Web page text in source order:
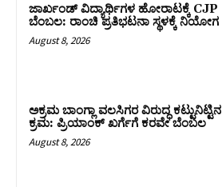
ಜಾರ್ಖಂಡ್‌ ವಿದ್ಯಾರ್ಥಿಗಳ ಹೋರಾಟಕ್ಕೆ CJP
ಬೆಂಬಲ: ರಾಂಚಿ ಪ್ರತಿಭಟನಾ ಸ್ಥಳಕ್ಕೆ ನಿಯೋಗ
August 8, 2026
ಅಕ್ರಮ ಬಾಂಗ್ಲಾ ವಲಸಿಗರ ವಿರುದ್ಧ ಕಟ್ಟುನಿಟ್ಟಿನ
ಕ್ರಮ: ಪ್ರಿಯಾಂಕ್ ಖರ್ಗೆಗೆ ಕರವೇ ಬೆಂಬಲ
August 8, 2026